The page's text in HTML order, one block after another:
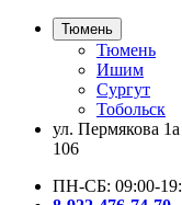
Тюмень
Тюмень
Ишим
Сургут
Тобольск
ул. Пермякова
106
ПН-СБ: 09:00-